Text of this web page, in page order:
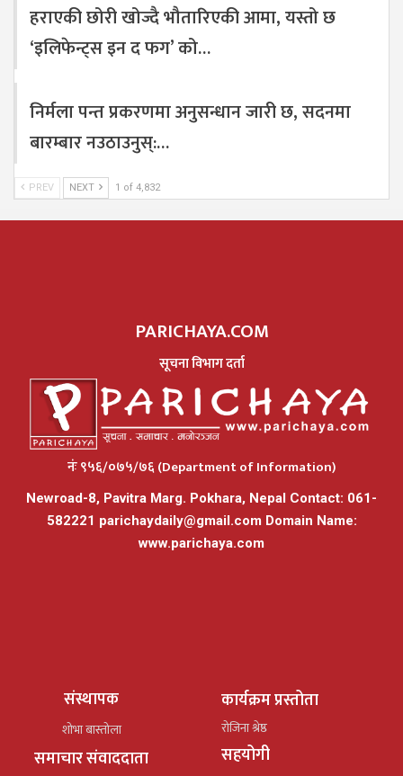
हराएकी छोरी खोज्दै भौतारिएकी आमा, यस्तो छ
‘इलिफेन्ट्स इन द फग’ को…
निर्मला पन्त प्रकरणमा अनुसन्धान जारी छ, सदनमा
बारम्बार नउठाउनुस्:…
PREV NEXT 1 of 4,832
PARICHAYA.COM
सूचना विभाग दर्ता
नंः ९५६/०७५/७६ (Department of Information)
Newroad-8, Pavitra Marg. Pokhara, Nepal Contact: 061-
582221 parichaydaily@gmail.comDomain Name:
www.parichaya.com
संस्थापक
शोभा बास्तोला
समाचार संवाददाता
कार्यक्रम प्रस्तोता
रोजिना श्रेष्ठ
सहयोगी